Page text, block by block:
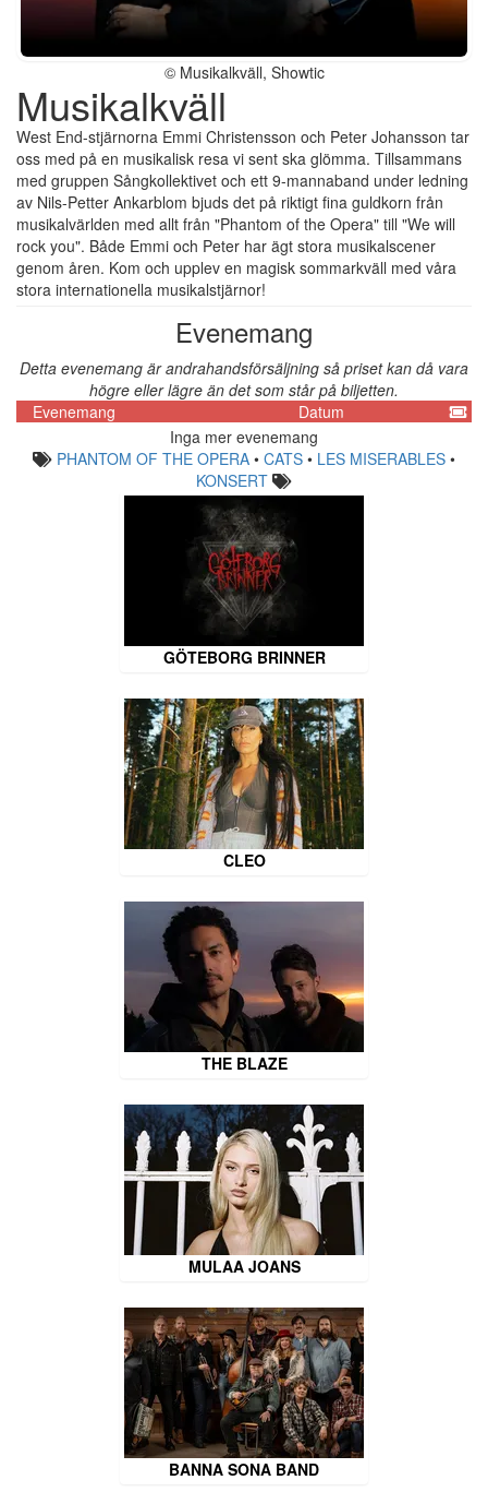
© Musikalkväll, Showtic
Musikalkväll
West End-stjärnorna Emmi Christensson och Peter Johansson tar
oss med på en musikalisk resa vi sent ska glömma. Tillsammans
med gruppen Sångkollektivet och ett 9-mannaband under ledning
av Nils-Petter Ankarblom bjuds det på riktigt fina guldkorn från
musikalvärlden med allt från "Phantom of the Opera" till "We will
rock you". Både Emmi och Peter har ägt stora musikalscener
genom åren. Kom och upplev en magisk sommarkväll med våra
stora internationella musikalstjärnor!
Evenemang
Detta evenemang är andrahandsförsäljning så priset kan då vara
högre eller lägre än det som står på biljetten.
Evenemang
Datum
Inga mer evenemang
PHANTOM OF THE OPERA • CATS • LES MISERABLES •
KONSERT
GÖTEBORG BRINNER
CLEO
THE BLAZE
MULAA JOANS
BANNA SONA BAND